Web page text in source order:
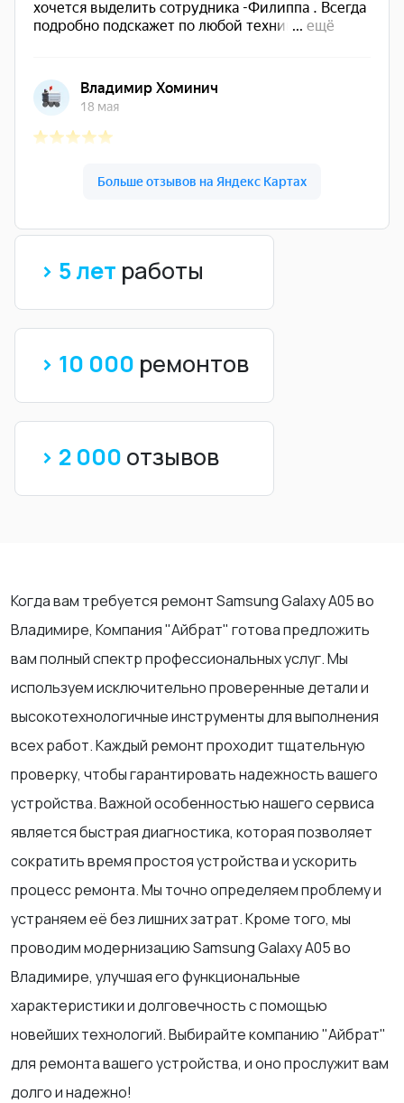
> 5 лет работы
> 10 000 ремонтов
> 2 000 отзывов
Когда вам требуется ремонт Samsung Galaxy A05 во
Владимире, Компания "Айбрат" готова предложить
вам полный спектр профессиональных услуг. Мы
используем исключительно проверенные детали и
высокотехнологичные инструменты для выполнения
всех работ. Каждый ремонт проходит тщательную
проверку, чтобы гарантировать надежность вашего
устройства. Важной особенностью нашего сервиса
является быстрая диагностика, которая позволяет
сократить время простоя устройства и ускорить
процесс ремонта. Мы точно определяем проблему и
устраняем её без лишних затрат. Кроме того, мы
проводим модернизацию Samsung Galaxy A05 во
Владимире, улучшая его функциональные
характеристики и долговечность с помощью
новейших технологий. Выбирайте компанию "Айбрат"
для ремонта вашего устройства, и оно прослужит вам
долго и надежно!